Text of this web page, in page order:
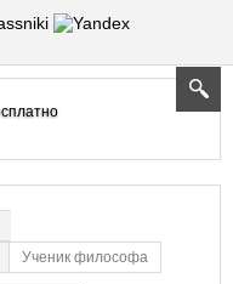
Ученик философа